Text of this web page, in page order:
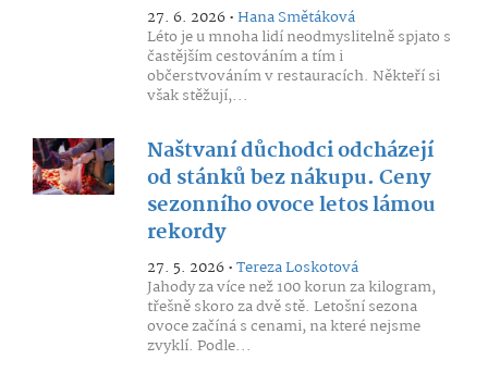
27. 6. 2026 •Hana Smětáková
Léto je u mnoha lidí neodmyslitelně spjato s
častějším cestováním a tím i
občerstvováním v restauracích. Někteří si
však stěžují,...
Naštvaní důchodci odcházejí
od stánků bez nákupu. Ceny
sezonního ovoce letos lámou
rekordy
27. 5. 2026 •Tereza Loskotová
Jahody za více než 100 korun za kilogram,
třešně skoro za dvě stě. Letošní sezona
ovoce začíná s cenami, na které nejsme
zvyklí. Podle...